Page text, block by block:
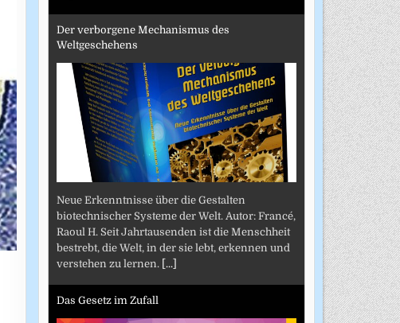
Der verborgene Mechanismus des
Weltgeschehens
Neue Erkenntnisse über die Gestalten
biotechnischer Systeme der Welt. Autor: Francé,
Raoul H. Seit Jahrtausenden ist die Menschheit
bestrebt, die Welt, in der sie lebt, erkennen und
verstehen zu lernen. [...]
Das Gesetz im Zufall